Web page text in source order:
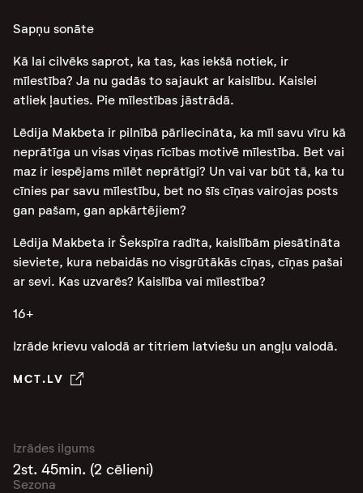
Sapņu sonāte
Kā lai cilvēks saprot, ka tas, kas iekšā notiek, ir
mīlestība? Ja nu gadās to sajaukt ar kaislību. Kaislei
atliek ļauties. Pie mīlestības jāstrādā.
Lēdija Makbeta ir pilnībā pārliecināta, ka mīl savu vīru kā
neprātīga un visas viņas rīcības motivē mīlestība. Bet vai
maz ir iespējams mīlēt neprātīgi? Un vai var būt tā, ka tu
cīnies par savu mīlestību, bet no šīs cīņas vairojas posts
gan pašam, gan apkārtējiem?
Lēdija Makbeta ir Šekspīra radīta, kaislībām piesātināta
sieviete, kura nebaidās no visgrūtākās cīņas, cīņas pašai
ar sevi. Kas uzvarēs? Kaislība vai mīlestība?
16+
Izrāde krievu valodā ar titriem latviešu un angļu valodā.
MCT.LV
Izrādes ilgums
2st. 45min. (2 cēlieni)
Sezona